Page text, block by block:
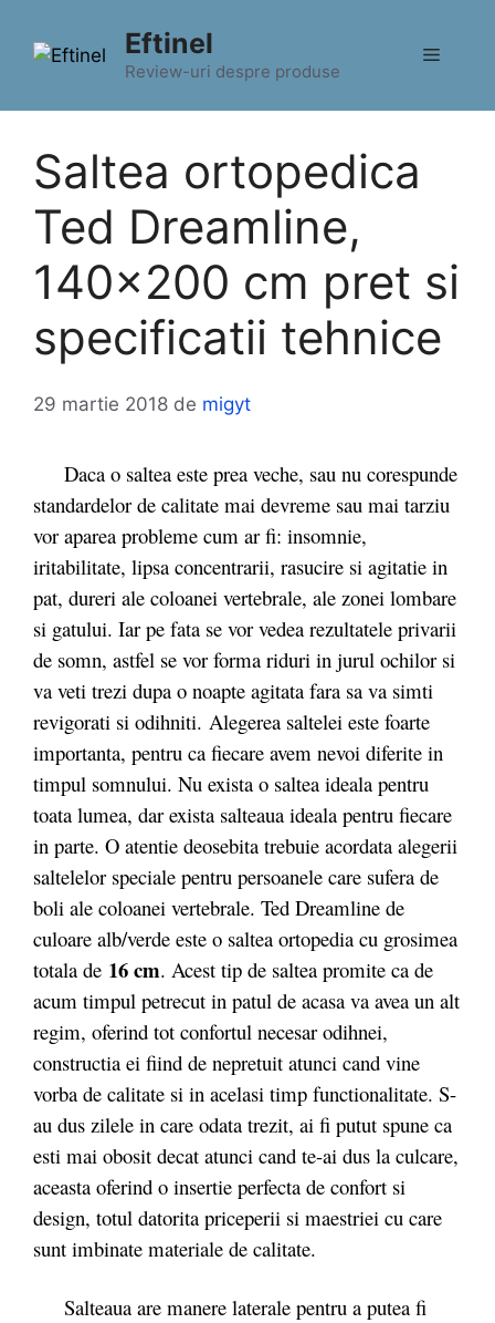
conținut
Eftinel
Review-uri despre produse
Meniu
Saltea ortopedica
Ted Dreamline,
140×200 cm pret si
specificatii tehnice
29 martie 2018 de migyt
Daca o saltea este prea veche, sau nu corespunde
standardelor de calitate mai devreme sau mai tarziu
vor aparea probleme cum ar fi: insomnie,
iritabilitate, lipsa concentrarii, rasucire si agitatie in
pat, dureri ale coloanei vertebrale, ale zonei lombare
si gatului. Iar pe fata se vor vedea rezultatele privarii
de somn, astfel se vor forma riduri in jurul ochilor si
va veti trezi dupa o noapte agitata fara sa va simti
revigorati si odihniti. Alegerea saltelei este foarte
importanta, pentru ca fiecare avem nevoi diferite in
timpul somnului. Nu exista o saltea ideala pentru
toata lumea, dar exista salteaua ideala pentru fiecare
in parte. O atentie deosebita trebuie acordata alegerii
saltelelor speciale pentru persoanele care sufera de
boli ale coloanei vertebrale. Ted Dreamline de
culoare alb/verde este o saltea ortopedia cu grosimea
totala de 16 cm. Acest tip de saltea promite ca de
acum timpul petrecut in patul de acasa va avea un alt
regim, oferind tot confortul necesar odihnei,
constructia ei fiind de nepretuit atunci cand vine
vorba de calitate si in acelasi timp functionalitate. S-
au dus zilele in care odata trezit, ai fi putut spune ca
esti mai obosit decat atunci cand te-ai dus la culcare,
aceasta oferind o insertie perfecta de confort si
design, totul datorita priceperii si maestriei cu care
sunt imbinate materiale de calitate.
Salteaua are manere laterale pentru a putea fi